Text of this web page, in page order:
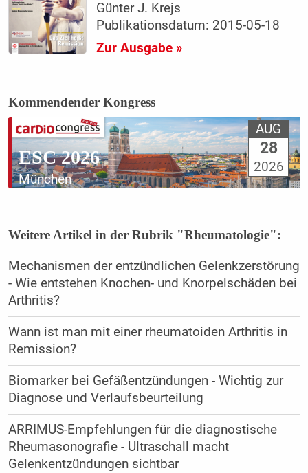
Günter J. Krejs
Publikationsdatum: 2015-05-18
Zur Ausgabe »
Kommendender Kongress
ESC 2026
München
AUG
28
2026
Weitere Artikel in der Rubrik "Rheumatologie":
Mechanismen der entzündlichen Gelenkzerstörung
- Wie entstehen Knochen- und Knorpelschäden bei
Arthritis?
Wann ist man mit einer rheumatoiden Arthritis in
Remission?
Biomarker bei Gefäßentzündungen - Wichtig zur
Diagnose und Verlaufsbeurteilung
ARRIMUS-Empfehlungen für die diagnostische
Rheumasonografie - Ultraschall macht
Gelenkentzündungen sichtbar